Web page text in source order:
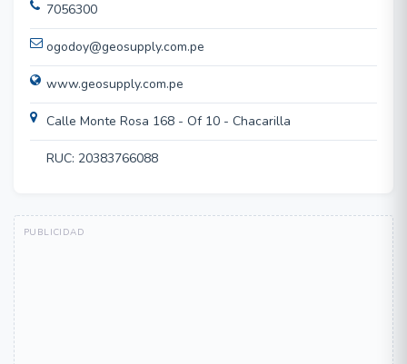
7056300
ogodoy@geosupply.com.pe
www.geosupply.com.pe
Calle Monte Rosa 168 - Of 10 - Chacarilla
RUC: 20383766088